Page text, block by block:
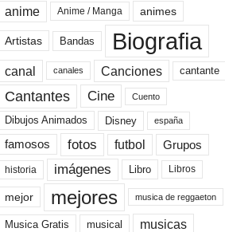
anime Anime / Manga animes
Artistas Bandas Biografia
canal canales Canciones cantante
Cantantes Cine Cuento
Dibujos Animados Disney españa
famosos fotos futbol Grupos
historia imágenes Libro Libros
mejor mejores musica de reggaeton
Musica Gratis musical musicas